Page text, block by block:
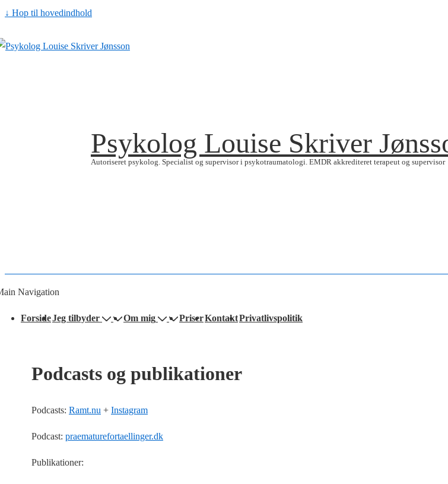
↓ Hop til hovedindhold
Psykolog Louise Skriver
Autoriseret psykolog. Specialist og supervisor i psykotraumatologi. EMDR akkrediteret terapeut og supervisor
Navigation
ForsideJeg tilbyder Om mig PriserKontaktPrivatlivspolitik
Podcasts og publikationer
Podcasts: Ramt.nu + Instagram
Podcast: praematurefortaellinger.dk
Publikationer: